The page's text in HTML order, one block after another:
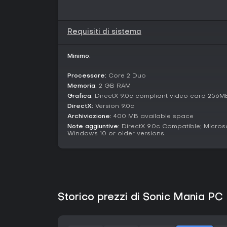
Requisiti di sistema
Minimo:
Processore: Core 2 Duo
Memoria: 2 GB RAM
Grafica: DirectX 9.0c compliant video card
DirectX: Version 9.0c
Archiviazione: 400 MB available space
Note aggiuntive: DirectX 9.0c Compatible;
Windows 10 or older versions.
Storico prezzi di Sonic Mania PC